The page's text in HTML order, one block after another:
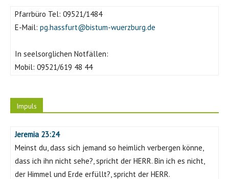
Pfarrbüro Tel: 09521/1484
E-Mail: pg.hassfurt@bistum-wuerzburg.de
In seelsorglichen Notfällen:
Mobil: 09521/619 48 44
Impuls
Jeremia 23:24
Meinst du, dass sich jemand so heimlich verbergen könne,
dass ich ihn nicht sehe?, spricht der HERR. Bin ich es nicht,
der Himmel und Erde erfüllt?, spricht der HERR.